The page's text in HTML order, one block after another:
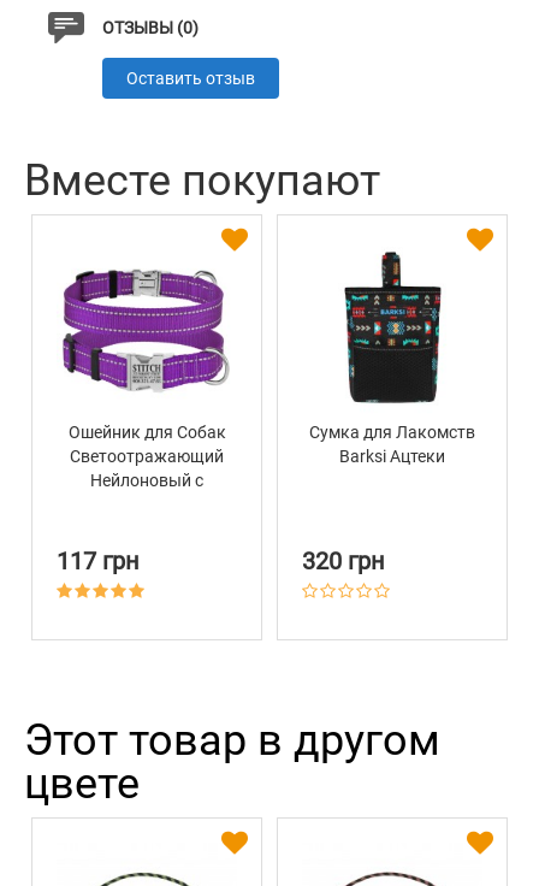
ОТЗЫВЫ (0)
Оставить отзыв
Вместе покупают
Ошейник для Собак
Светоотражающий
Нейлоновый с
Active Фиолетовый
117 грн
Сумка для Лакомств
Barksi Ацтеки
320 грн
Этот товар в другом
цвете